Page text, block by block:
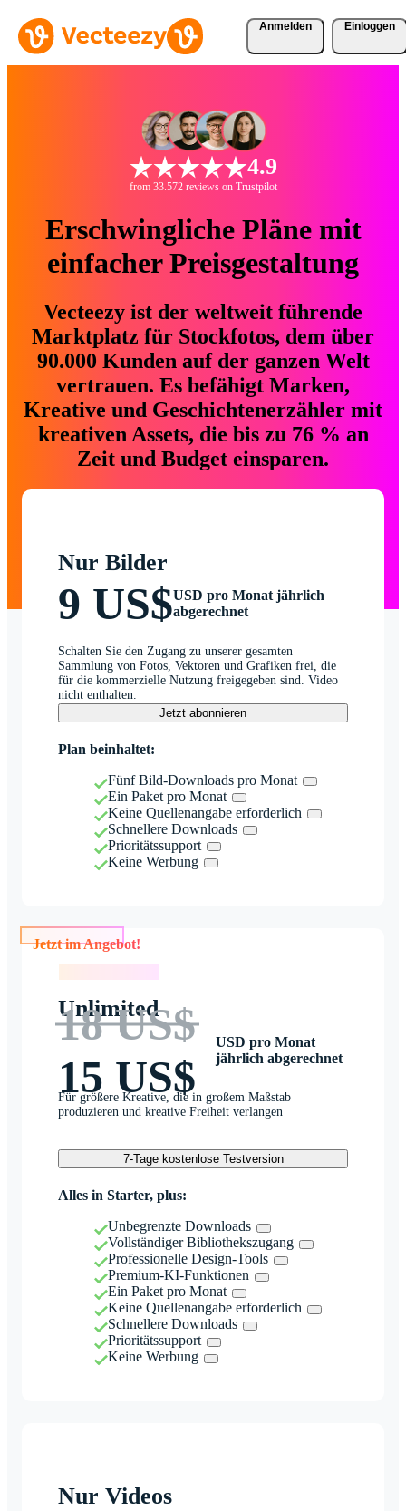
Anmelden Einloggen
4.9
from 33.572 reviews on Trustpilot
Erschwingliche Pläne mit
einfacher Preisgestaltung
Vecteezy ist der weltweit führende
Marktplatz für Stockfotos, dem über
90.000 Kunden auf der ganzen Welt
vertrauen. Es befähigt Marken,
Kreative und Geschichtenerzähler mit
kreativen Assets, die bis zu 76 % an
Zeit und Budget einsparen.
Nur Bilder
9 US$USD pro Monat jährlich
abgerechnet
Schalten Sie den Zugang zu unserer gesamten
Sammlung von Fotos, Vektoren und Grafiken frei, die
für die kommerzielle Nutzung freigegeben sind. Video
nicht enthalten.
Jetzt abonnieren
Plan beinhaltet:
Fünf Bild-Downloads pro Monat
Ein Paket pro Monat
Keine Quellenangabe erforderlich
Schnellere Downloads
Prioritätssupport
Keine Werbung
Jetzt im Angebot!
Unlimited
18 US$
15 US$
USD pro Monat
jährlich abgerechnet
Für größere Kreative, die in großem Maßstab
produzieren und kreative Freiheit verlangen
7-Tage kostenlose Testversion
Alles in Starter, plus:
Unbegrenzte Downloads
Vollständiger Bibliothekszugang
Professionelle Design-Tools
Premium-KI-Funktionen
Ein Paket pro Monat
Keine Quellenangabe erforderlich
Schnellere Downloads
Prioritätssupport
Keine Werbung
Nur Videos